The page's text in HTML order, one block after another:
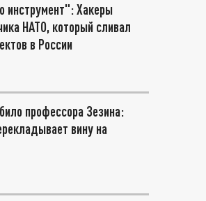
инструмент": Хакеры
НАТО, который сливал
в России
профессора Зезина:
вину на